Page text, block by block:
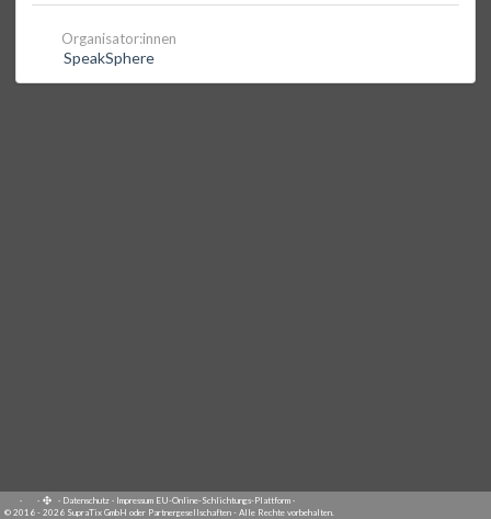
Organisator:innen
SpeakSphere
· · · Datenschutz · Impressum EU-Online-Schlichtungs-Plattform ·
© 2016 - 2026 SupraTix GmbH oder Partnergesellschaften - Alle Rechte vorbehalten.